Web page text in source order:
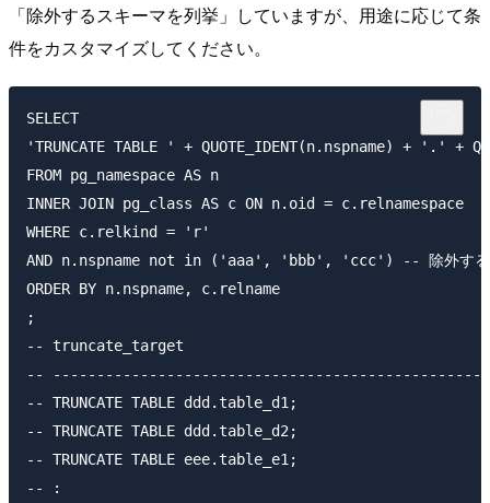
「除外するスキーマを列挙」していますが、用途に応じて条
件をカスタマイズしてください。
SELECT
'TRUNCATE TABLE ' + QUOTE_IDENT(n.nspname) + '.'
FROM pg_namespace AS n
INNER JOIN pg_class AS c ON n.oid = c.relnamespace
WHERE c.relkind = 'r'
AND n.nspname not in ('aaa', 'bbb', 'ccc') -- 除外するス
ORDER BY n.nspname, c.relname
;
-- truncate_target
--
-- TRUNCATE TABLE ddd.table_d1;
-- TRUNCATE TABLE ddd.table_d2;
-- TRUNCATE TABLE eee.table_e1;
-- :